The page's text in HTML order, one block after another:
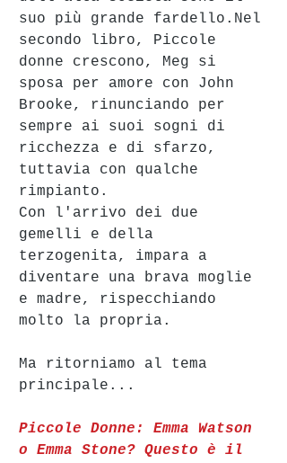
suo più grande fardello.Nel
secondo libro, Piccole
donne crescono, Meg si
sposa per amore con John
Brooke, rinunciando per
sempre ai suoi sogni di
ricchezza e di sfarzo,
tuttavia con qualche
rimpianto.
Con l'arrivo dei due
gemelli e della
terzogenita, impara a
diventare una brava moglie
e madre, rispecchiando
molto la propria.
Ma ritorniamo al tema
principale...
Piccole Donne: Emma Watson
o Emma Stone? Questo è il